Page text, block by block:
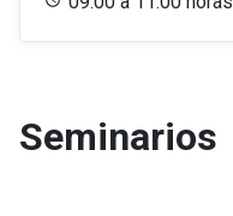
Seminarios